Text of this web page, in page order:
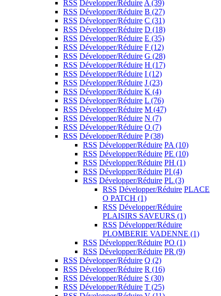
RSS Développer/Réduire A (39)
RSS Développer/Réduire B (27)
RSS Développer/Réduire C (31)
RSS Développer/Réduire D (18)
RSS Développer/Réduire E (35)
RSS Développer/Réduire F (12)
RSS Développer/Réduire G (28)
RSS Développer/Réduire H (17)
RSS Développer/Réduire I (12)
RSS Développer/Réduire J (23)
RSS Développer/Réduire K (4)
RSS Développer/Réduire L (76)
RSS Développer/Réduire M (47)
RSS Développer/Réduire N (7)
RSS Développer/Réduire O (7)
RSS Développer/Réduire P(38)
RSS Développer/Réduire PA (10)
RSS Développer/Réduire PE (10)
RSS Développer/Réduire PH (1)
RSS Développer/Réduire PI (4)
RSS Développer/Réduire PL (3)
RSS Développer/Réduire PLACE
O PATCH (1)
RSS Développer/Réduire
PLAISIRS SAVEURS (1)
RSS Développer/Réduire
PLOMBERIE VADENNE (1)
RSS Développer/Réduire PO (1)
RSS Développer/Réduire PR (9)
RSS Développer/Réduire Q (2)
RSS Développer/Réduire R (16)
RSS Développer/Réduire S (30)
RSS Développer/Réduire T (25)